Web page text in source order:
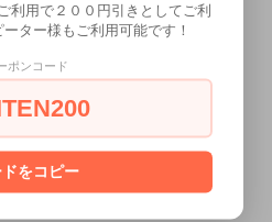
売できません。
歳以上ですか？
] [ いいえ ]
利用で２００円引きとしてご利
ター様もご利用可能です！
ポンコード
ドをコピー